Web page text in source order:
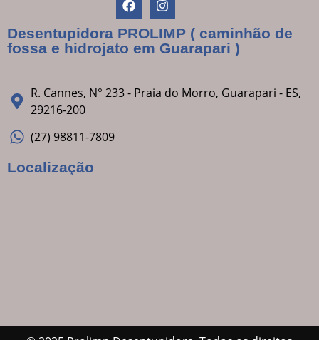
Desentupidora PROLIMP ( caminhão de
fossa e hidrojato em Guarapari )
R. Cannes, N° 233 - Praia do Morro, Guarapari - ES,
29216-200
(27) 98811-7809
Localização